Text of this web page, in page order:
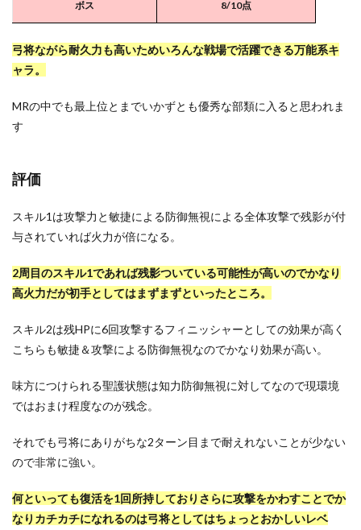
ボス 8/10点
弓将ながら耐久力も高いためいろんな戦場で活躍できる万能系キ
ャラ。
MRの中でも最上位とまでいかずとも優秀な部類に入ると思われま
す
評価
スキル1は攻撃力と敏捷による防御無視による全体攻撃で残影が付
与されていれば火力が倍になる。
2周目のスキル1であれば残影ついている可能性が高いのでかなり
高火力だが初手としてはまずまずといったところ。
スキル2は残HPに6回攻撃するフィニッシャーとしての効果が高く
こちらも敏捷＆攻撃による防御無視なのでかなり効果が高い。
味方につけられる聖護状態は知力防御無視に対してなので現環境
ではおまけ程度なのが残念。
それでも弓将にありがちな2ターン目まで耐えれないことが少ない
ので非常に強い。
何といっても復活を1回所持しておりさらに攻撃をかわすことでか
なりカチカチになれるのは弓将としてはちょっとおかしいレベ